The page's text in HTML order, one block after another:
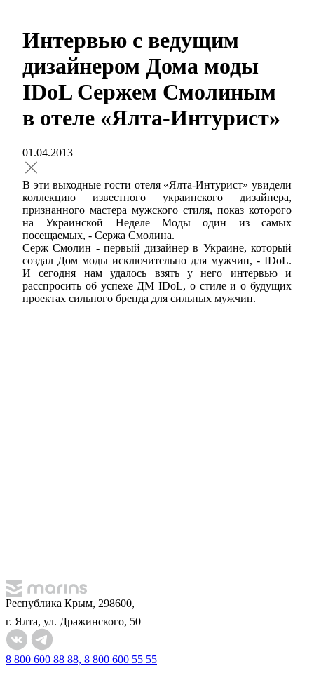
Интервью с ведущим
дизайнером Дома моды
IDoL Сержем Смолиным
в отеле «Ялта-Интурист»
01.04.2013
В эти выходные гости отеля «Ялта-Интурист» увидели
коллекцию известного украинского дизайнера,
признанного мастера мужского стиля, показ которого
на Украинской Неделе Моды один из самых
посещаемых, - Сержа Смолина.
Серж Смолин - первый дизайнер в Украине, который
создал Дом моды исключительно для мужчин, - IDoL.
И сегодня нам удалось взять у него интервью и
расспросить об успехе ДМ IDoL, о стиле и о будущих
проектах сильного бренда для сильных мужчин.
Республика Крым, 298600,
г. Ялта, ул. Дражинского, 50
8 800 600 88 88, 8 800 600 55 55